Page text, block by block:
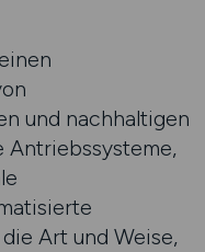
und nachhaltigen
Antriebssysteme,
Art und Weise,